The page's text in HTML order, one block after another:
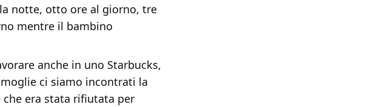
notte, otto ore al giorno, tre
mentre il bambino
anche in uno Starbucks,
ci siamo incontrati la
era stata rifiutata per